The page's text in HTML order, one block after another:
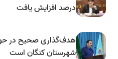
درصد افزایش یافت
هدف‌گذاری صحیح در
شهرستان کنگان است